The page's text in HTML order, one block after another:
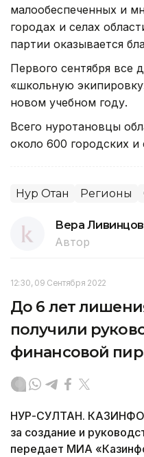
малообеспеченных и
городах и селах
партии оказывается
Первого сентября все
«школьную
новом учебном году.
Всего нуротановцы
около 600 городских и
Нур Отан Регионы
Вера
Автор
12:30, 09 Сентября 2022
До 6 лет
получили
финансовой
НУР-СУЛТАН.
за создание и
передает МИА